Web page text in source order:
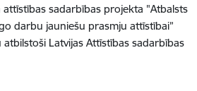
sadarbības projekta "Atbalsts
darbu jauniešu prasmju attīstībai”
Latvijas Attīstības sadarbības